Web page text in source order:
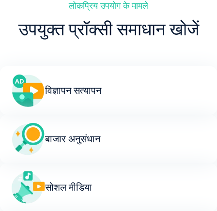
लोकप्रिय उपयोग के मामले
उपयुक्त प्रॉक्सी समाधान खोजें
विज्ञापन सत्यापन
बाजार अनुसंधान
सोशल मीडिया